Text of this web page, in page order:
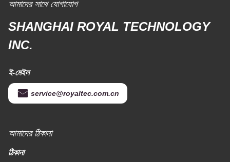
আমাদের সাথে যোগাযোগ
SHANGHAI ROYAL TECHNOLOGY
INC.
ই-মেইল
service@royaltec.com.cn
আমাদের ঠিকানা
ঠিকানা